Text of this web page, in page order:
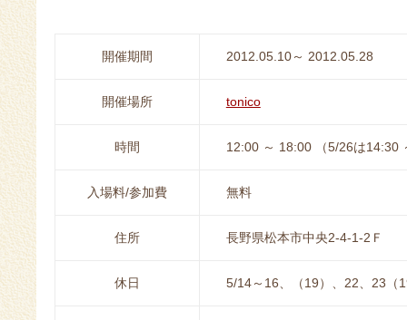
開催期間 2012.05.10～ 2012.05.28
開催場所 tonico
時間 12:00 ～ 18:00 （5/26は14:30
入場料/参加費 無料
住所 長野県松本市中央2-4-1-2Ｆ
休日 5/14～16、（19）、22、23（